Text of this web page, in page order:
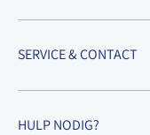
SERVICE & CONTACT
HULP NODIG?